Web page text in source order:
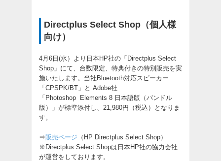
Directplus Select Shop（個人様
向け）
4月6日(水）より日本HP社の「Directplus Select
Shop」にて、台数限定、特典付きの特別販売を実
施いたします。当社Bluetooth対応スピーカー
「CPSPK/BT」と Adobe社
「Photoshop Elements 8 日本語版（バンドル
版）」が標準添付し、21,980円（税込）となりま
す。
⇒販売ページ （HP Directplus Select Shop）
※Directplus Select Shopは日本HP社の協力会社
が運営をしております。